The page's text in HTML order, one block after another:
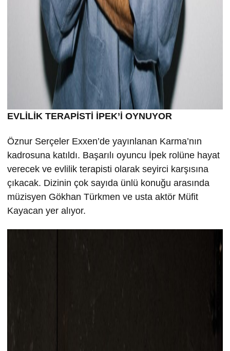
EVLİLİK TERAPİSTİ İPEK’İ OYNUYOR
Öznur Serçeler Exxen’de yayınlanan Karma’nın
kadrosuna katıldı. Başarılı oyuncu İpek rolüne hayat
verecek ve evlilik terapisti olarak seyirci karşısına
çıkacak. Dizinin çok sayıda ünlü konuğu arasında
müzisyen Gökhan Türkmen ve usta aktör Müfit
Kayacan yer alıyor.